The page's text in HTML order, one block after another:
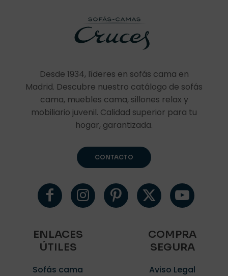
Desde 1934, líderes en sofás cama en
Madrid. Descubre nuestro catálogo de sofás
cama, muebles cama, sillones relax y
mobiliario juvenil. Calidad superior para tu
hogar, garantizada.
CONTACTO
ENLACES
ÚTILES
Sofás cama
COMPRA
SEGURA
Aviso Legal